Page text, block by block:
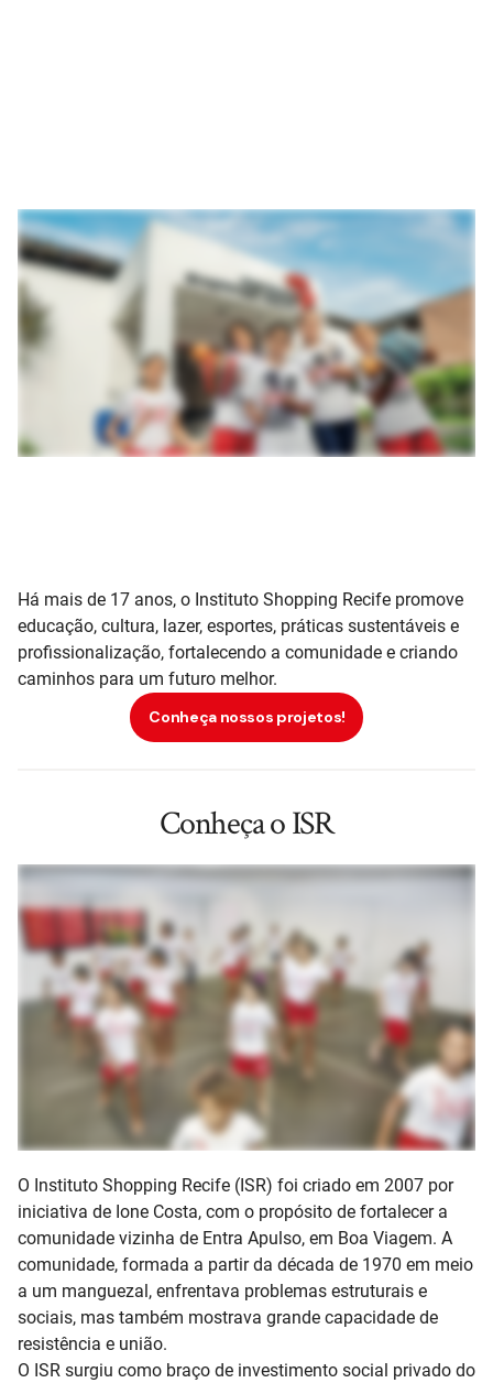
Há mais de 17 anos, o Instituto Shopping Recife promove
educação, cultura, lazer, esportes, práticas sustentáveis e
profissionalização, fortalecendo a comunidade e criando
caminhos para um futuro melhor.
Conheça nossos projetos!
Conheça o ISR
O Instituto Shopping Recife (ISR) foi criado em 2007 por
iniciativa de Ione Costa, com o propósito de fortalecer a
comunidade vizinha de Entra Apulso, em Boa Viagem. A
comunidade, formada a partir da década de 1970 em meio
a um manguezal, enfrentava problemas estruturais e
sociais, mas também mostrava grande capacidade de
resistência e união.
O ISR surgiu como braço de investimento social privado do